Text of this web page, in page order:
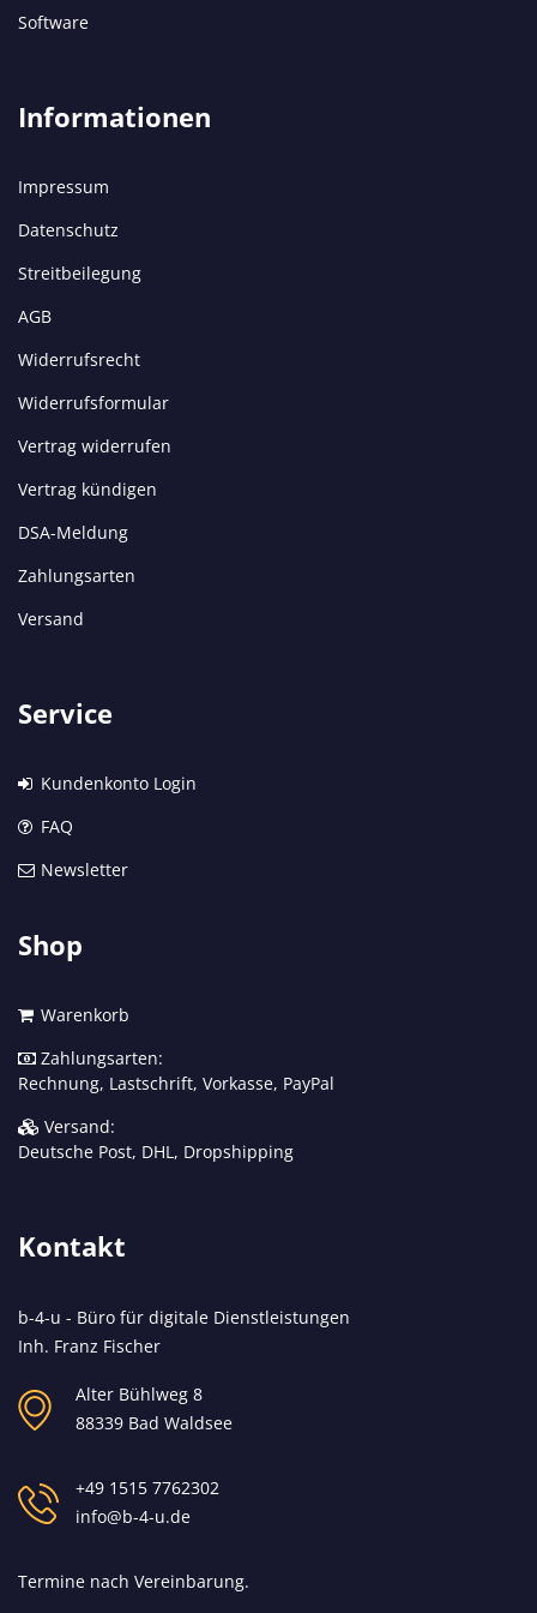
Software
Informationen
Impressum
Datenschutz
Streitbeilegung
AGB
Widerrufsrecht
Widerrufsformular
Vertrag widerrufen
Vertrag kündigen
DSA-Meldung
Zahlungsarten
Versand
Service
Kundenkonto Login
FAQ
Newsletter
Shop
Warenkorb
Zahlungsarten:
Rechnung, Lastschrift, Vorkasse, PayPal
Versand:
Deutsche Post, DHL, Dropshipping
Kontakt
b-4-u - Büro für digitale Dienstleistungen
Inh. Franz Fischer
Alter Bühlweg 8
88339 Bad Waldsee
+49 1515 7762302
info@b-4-u.de
Termine nach Vereinbarung.